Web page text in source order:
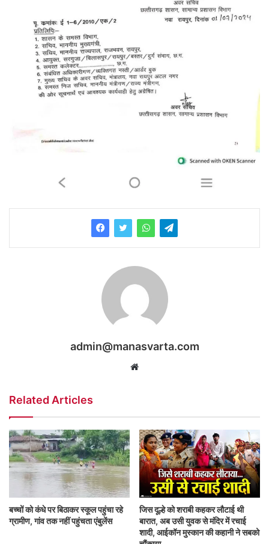
admin@manasvarta.com
Website
Related Articles
बच्चों को कंधे पर बिठाकर स्कूल पहुंचा रहे
ग्रामीण, गांव तक नहीं पहुंचता एंबुलेंस
जिस दूल्हे को शराबी कहकर लौटाई थी
बारात, अब उसी युवक से मंदिर में रचाई
शादी, आईकॉन मुस्कान की कहानी ने सबको